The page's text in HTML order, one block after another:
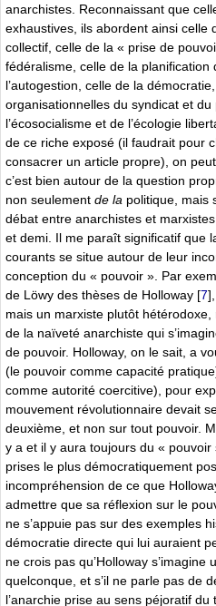
anarchistes. Reconnaissant que
exhaustives, ils abordent ainsi celle
collectif, celle de la « prise de
fédéralisme, celle de la planification
l’autogestion, celle de la
organisationnelles du syndicat et
l’écosocialisme et de l’écologie
de ce riche exposé (il faudrait pour
consacrer un article propre), on
c’est bien autour de la question
non seulement de la politique, mais
débat entre anarchistes et marxistes
et demi. Il me paraît significatif que
courants se situe autour de leur
conception du « pouvoir ». Par
de Löwy des thèses de Holloway [7]
mais un marxiste plutôt
de la naïveté anarchiste qui
de pouvoir. Holloway, on le sait, a
(le pouvoir comme capacité
comme autorité coercitive), pour
mouvement révolutionnaire devait
deuxième, et non sur tout pouvoir.
y a et il y aura toujours du «
prises le plus démocratiquement
incompréhension de ce que
admettre que sa réflexion sur le
ne s’appuie pas sur des exemples
démocratie directe qui lui auraient
ne crois pas qu’Holloway
quelconque, et s’il ne parle pas de
l’anarchie prise au sens péjoratif du